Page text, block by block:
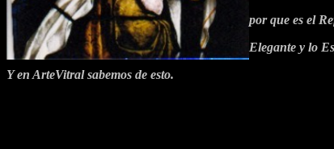
por que es el
Elegante y lo
Y en ArteVitral sabemos de esto.